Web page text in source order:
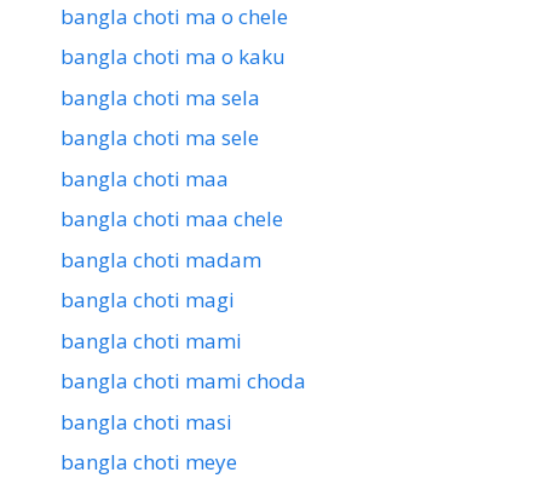
bangla choti ma o chele
bangla choti ma o kaku
bangla choti ma sela
bangla choti ma sele
bangla choti maa
bangla choti maa chele
bangla choti madam
bangla choti magi
bangla choti mami
bangla choti mami choda
bangla choti masi
bangla choti meye